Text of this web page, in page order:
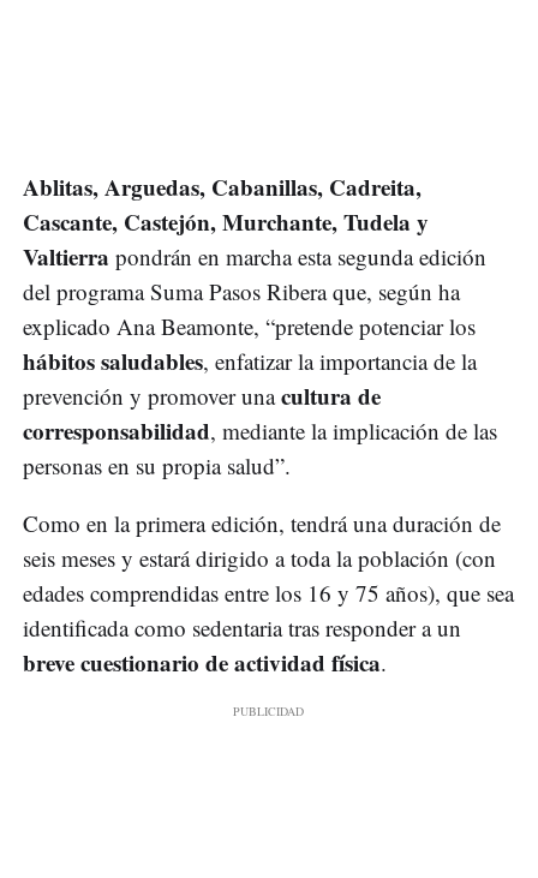
Ablitas, Arguedas, Cabanillas, Cadreita,
Cascante, Castejón, Murchante, Tudela y
Valtierra pondrán en marcha esta segunda edición
del programa Suma Pasos Ribera que, según ha
explicado Ana Beamonte, “pretende potenciar los
hábitos saludables, enfatizar la importancia de la
prevención y promover unacultura de
corresponsabilidad, mediante la implicación de las
personas en su propia salud”.
Como en la primera edición, tendrá una duración de
seis meses y estará dirigido a toda la población (con
edades comprendidas entre los 16 y 75 años), que sea
identificada como sedentaria tras responder a un
breve cuestionario de actividad física.